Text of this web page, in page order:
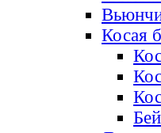
Косая